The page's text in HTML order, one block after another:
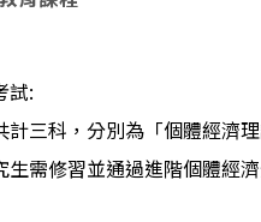
試:
計三科，分別為「個體經濟
生需修習並通過進階個體經